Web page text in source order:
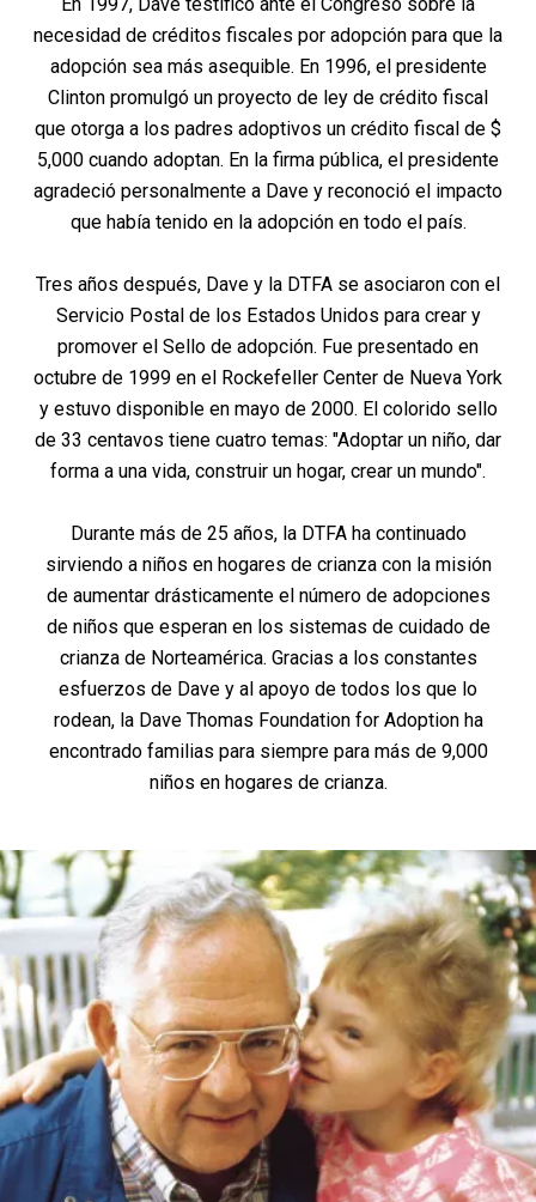
En 1997, Dave testificó ante el Congreso sobre la
necesidad de créditos fiscales por adopción para que la
adopción sea más asequible. En 1996, el presidente
Clinton promulgó un proyecto de ley de crédito fiscal
que otorga a los padres adoptivos un crédito fiscal de $
5,000 cuando adoptan. En la firma pública, el presidente
agradeció personalmente a Dave y reconoció el impacto
que había tenido en la adopción en todo el país.
Tres años después, Dave y la DTFA se asociaron con el
Servicio Postal de los Estados Unidos para crear y
promover el Sello de adopción. Fue presentado en
octubre de 1999 en el Rockefeller Center de Nueva York
y estuvo disponible en mayo de 2000. El colorido sello
de 33 centavos tiene cuatro temas: "Adoptar un niño, dar
forma a una vida, construir un hogar, crear un mundo".
Durante más de 25 años, la DTFA ha continuado
sirviendo a niños en hogares de crianza con la misión
de aumentar drásticamente el número de adopciones
de niños que esperan en los sistemas de cuidado de
crianza de Norteamérica. Gracias a los constantes
esfuerzos de Dave y al apoyo de todos los que lo
rodean, la Dave Thomas Foundation for Adoption ha
encontrado familias para siempre para más de 9,000
niños en hogares de crianza.